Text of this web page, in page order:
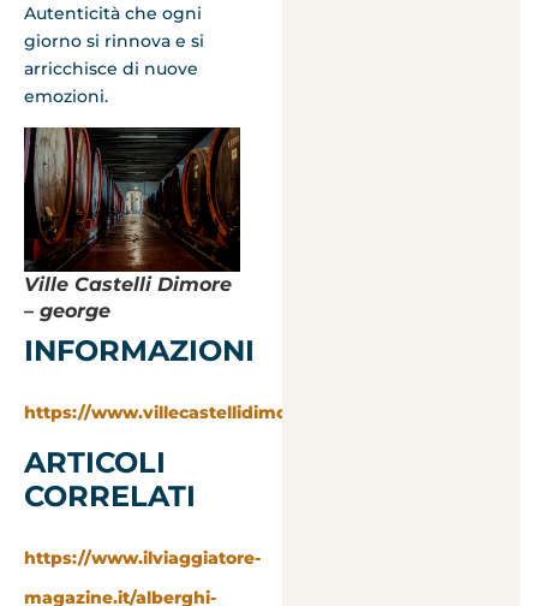
Autenticità che ogni
giorno si rinnova e si
arricchisce di nuove
emozioni.
Ville Castelli Dimore
– george
INFORMAZIONI
https://www.villecastellidimore.com/it
ARTICOLI
CORRELATI
https://www.ilviaggiatore-
magazine.it/alberghi-